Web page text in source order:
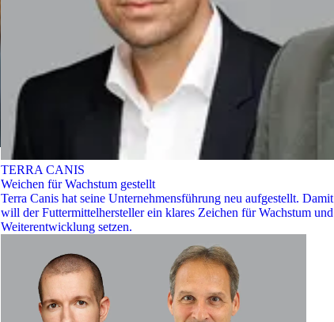
TERRA CANIS
Weichen für Wachstum gestellt
Terra Canis hat seine Unternehmensführung neu aufgestellt. Damit
will der Futtermittelhersteller ein klares Zeichen für Wachstum und
Weiterentwicklung setzen.